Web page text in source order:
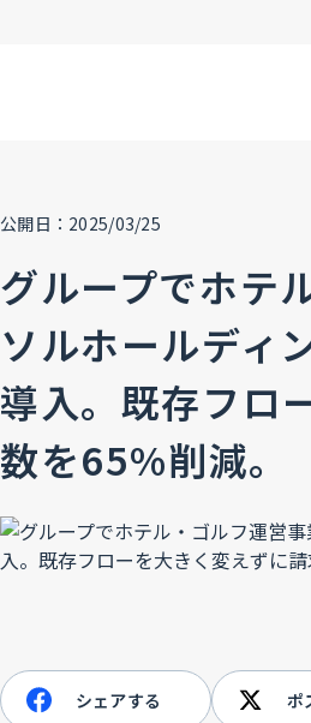
公開日：2025/03/25
グループでホテ
ソルホールディ
導入。既存フロ
数を65%削減。
シェアする ポ